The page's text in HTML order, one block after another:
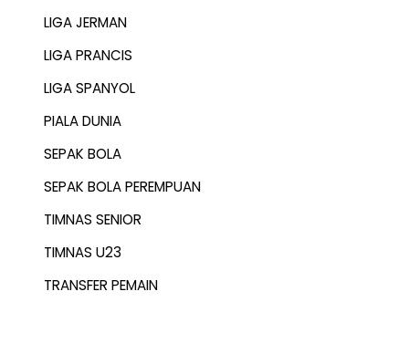
LIGA JERMAN
LIGA PRANCIS
LIGA SPANYOL
PIALA DUNIA
SEPAK BOLA
SEPAK BOLA PEREMPUAN
TIMNAS SENIOR
TIMNAS U23
TRANSFER PEMAIN